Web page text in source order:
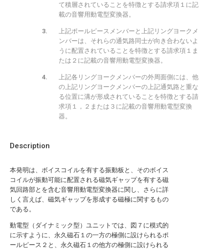
Description
本発明は、ボイスコイルを有する振動板と、そのボイス
コイルが振動可能に配置される磁気ギャップを有する磁
気回路部とを含む音響用動電型変換器に関し、さらに詳
しく言えば、磁気ギャップを形成する磁極に関するもの
である。
動電型（ダイナミック型）ユニットでは、図７に模式的
に示すように、永久磁石１の一方の極側に設けられるポ
ールピース２と、永久磁石１の他方の極側に設けられる
て積層されていることを特徴とする請求項１に記
載の音響用動電型変換器。
上記ポールピースメンバーと上記リングヨークメ
ンバーは、それらの通気路同士が向き合わないよ
うに配置されていることを特徴とする請求項１ま
たは２に記載の音響用動電型変換器。
上記各リングヨークメンバーの外周面側には、他
の上記リングヨークメンバーの上記通気路と重な
る位置に溝が形成されていることを特徴とする請
求項１，２または３に記載の音響用動電型変換
器。